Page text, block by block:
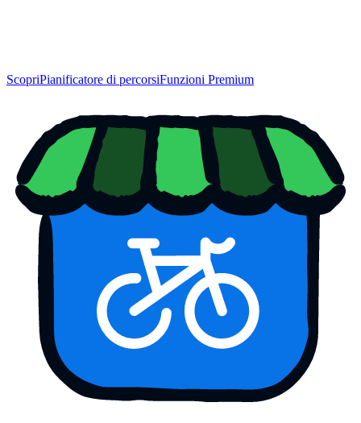
ScopriPianificatore di percorsiFunzioni Premium